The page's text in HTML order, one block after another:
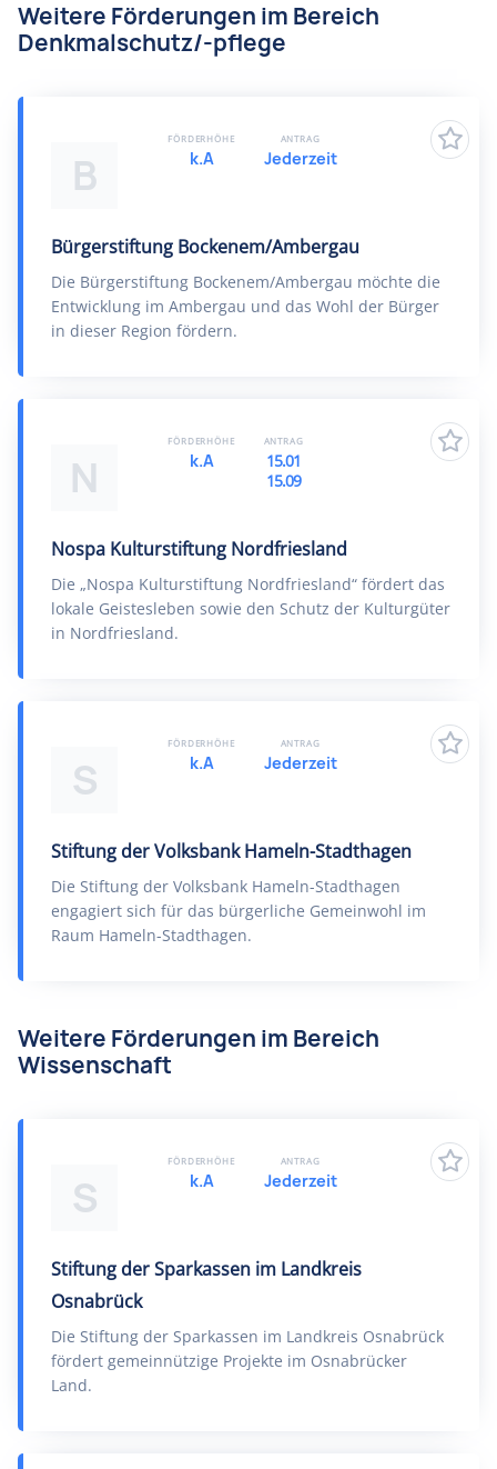
Weitere Förderungen im Bereich
Denkmalschutz/-pflege
B
Bürgerstiftung Bockenem/Ambergau
Die Bürgerstiftung Bockenem/Ambergau möchte die
Entwicklung im Ambergau und das Wohl der Bürger
in dieser Region fördern.
FÖRDERHÖHE
k.A
ANTRAG
Jederzeit
N
Nospa Kulturstiftung Nordfriesland
Die „Nospa Kulturstiftung Nordfriesland“ fördert das
lokale Geistesleben sowie den Schutz der Kulturgüter
in Nordfriesland.
FÖRDERHÖHE
k.A
ANTRAG
15.01
15.09
S
Stiftung der Volksbank Hameln-Stadthagen
Die Stiftung der Volksbank Hameln-Stadthagen
engagiert sich für das bürgerliche Gemeinwohl im
Raum Hameln-Stadthagen.
FÖRDERHÖHE
k.A
ANTRAG
Jederzeit
Weitere Förderungen im Bereich
Wissenschaft
S
Stiftung der Sparkassen im Landkreis
Osnabrück
Die Stiftung der Sparkassen im Landkreis Osnabrück
fördert gemeinnützige Projekte im Osnabrücker
Land.
FÖRDERHÖHE
k.A
ANTRAG
Jederzeit